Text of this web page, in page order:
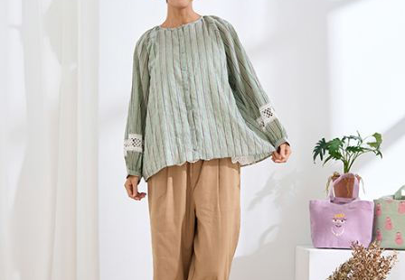
恩沛科技股份有限公司將有權停止該用戶之使用額度並採取法律行動。